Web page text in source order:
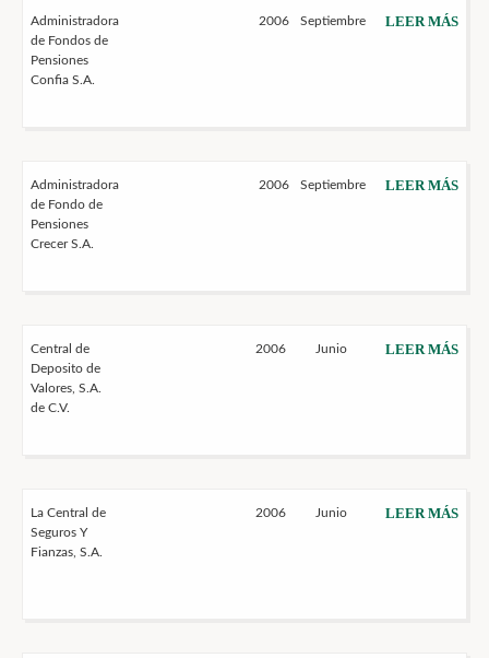
Administradora
de Fondos de
Pensiones
Confia S.A.
2006 Septiembre LEER MÁS
Administradora
de Fondo de
Pensiones
Crecer S.A.
2006 Septiembre LEER MÁS
Central de
Deposito de
Valores, S.A.
de C.V.
2006 Junio LEER MÁS
La Central de
Seguros Y
Fianzas, S.A.
2006 Junio LEER MÁS